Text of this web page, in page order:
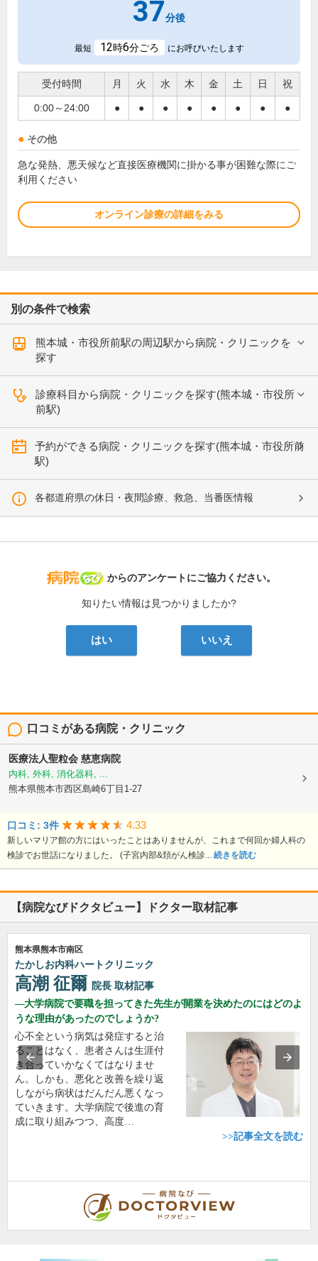
37分後
最短 12時6分ごろ にお呼びいたします
受付時間 月 火 水 木 金 土 日 祝
0:00～24:00 ● ● ● ● ● ● ● ●
その他
急な発熱、悪天候など直接医療機関に掛かる事が困難な際にご
利用ください
オンライン診療の詳細をみる
別の条件で検索
熊本城・市役所前駅の周辺駅から病院・クリニックを
探す
診療科目から病院・クリニックを探す(熊本城・市役所
前駅)
予約ができる病院・クリニックを探す(熊本城・市役所前
駅)
各都道府県の休日・夜間診療、救急、当番医情報
病院なび
からのアンケートにご協力ください。
知りたい情報は見つかりましたか?
はい いいえ
口コミがある病院・クリニック
医療法人聖粒会 慈恵病院
内科, 外科, 消化器科, ...
熊本県熊本市西区島崎6丁目1-27
口コミ: 3件 4.33
新しいマリア館の方にはいったことはありませんが、これまで何回か婦人科の
検診でお世話になりました。 (子宮内部&頚がん検診... 続きを読む
【病院なびドクタビュー】ドクター取材記事
熊本県熊本市南区
たかしお内科ハートクリニック
高潮 征爾 院長 取材記事
大学病院で要職を担ってきた先生が開業を決めたのにはどのよ
うな理由があったのでしょうか?
心不全という病気は発症すると治
ることはなく、患者さんは生涯付
き合っていかなくてはなりませ
ん。しかも、悪化と改善を繰り返
しながら病状はだんだん悪くなっ
ていきます。大学病院で後進の育
成に取り組みつつ、高度…
>>記事全文を読む